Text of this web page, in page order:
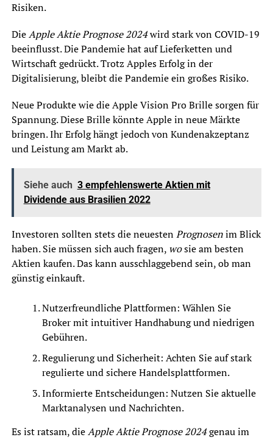
Risiken.
DieApple Aktie Prognose 2024wird stark von COVID-19
beeinflusst. Die Pandemie hat auf Lieferketten und
Wirtschaft gedrückt. Trotz Apples Erfolg in der
Digitalisierung, bleibt die Pandemie ein großes Risiko.
Neue Produkte wie die Apple Vision Pro Brille sorgen für
Spannung. Diese Brille könnte Apple in neue Märkte
bringen. Ihr Erfolg hängt jedoch von Kundenakzeptanz
und Leistung am Markt ab.
Siehe auch 3 empfehlenswerte Aktien mit
Dividende aus Brasilien 2022
Investoren sollten stets die neuestenPrognosenim Blick
haben. Sie müssen sich auch fragen, wosie am besten
Aktien kaufen. Das kann ausschlaggebend sein, ob man
günstig einkauft.
Nutzerfreundliche Plattformen: Wählen Sie
Broker mit intuitiver Handhabung und niedrigen
Gebühren.
Regulierung und Sicherheit: Achten Sie auf stark
regulierte und sichere Handelsplattformen.
Informierte Entscheidungen: Nutzen Sie aktuelle
Marktanalysen und Nachrichten.
Es ist ratsam, dieApple Aktie Prognose 2024genau im